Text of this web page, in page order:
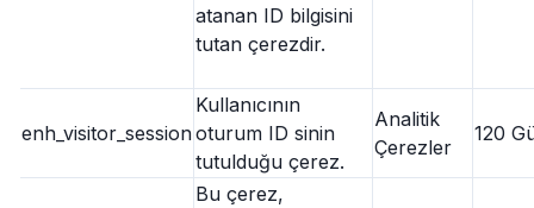
atanan ID bilgisini
tutan çerezdir.
enh_visitor_session
Kullanıcının
oturum ID sinin
tutulduğu çerez.
Analitik
Çerezler
120
Bu çerez,